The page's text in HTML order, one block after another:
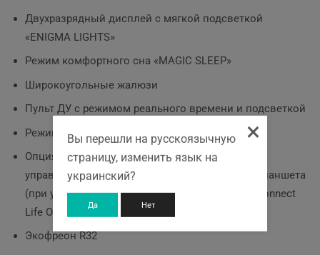
Двухразрядный дисплей c мягкой подсветкой
«ENIGMA LIGHTS»
Режим комфортного сна «MAGIC SLEEP»
Широкоугольные жалюзи
Пульт ДУ с режимом реального времени и подсветкой
Режим дежурного экономичного отопления +8
Опция Wi-Fi ready — возможность удаленного
управления кондиционером с телефона или планшета
(при условии комплектации модемом OLMO Connect
Life OL-WH, приобретается отдельно).
Экофреон R32
×
Вы перешли на русскоязычную
страницу, изменить язык на
украинский?
Да Нет